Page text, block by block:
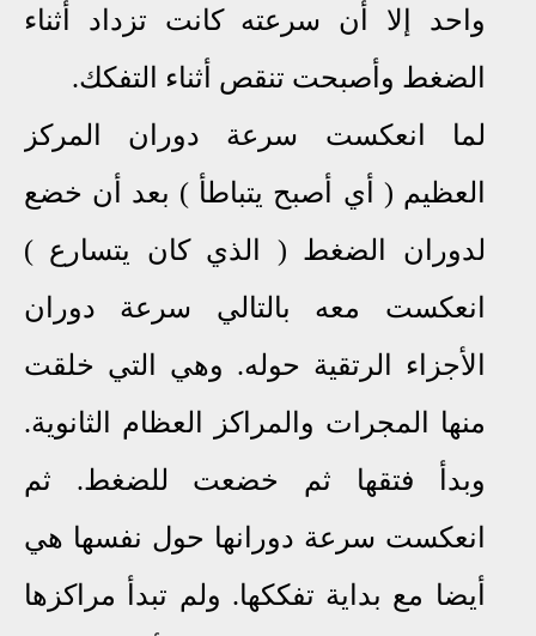
واحد إلا أن سرعته كانت تزداد أثناء
الضغط وأصبحت تنقص أثناء التفكك.
لما انعكست سرعة دوران المركز
العظيم ( أي أصبح يتباطأ ) بعد أن خضع
لدوران الضغط ( الذي كان يتسارع )
انعكست معه بالتالي سرعة دوران
الأجزاء الرتقية حوله. وهي التي خلقت
منها المجرات والمراكز العظام الثانوية.
وبدأ فتقها ثم خضعت للضغط. ثم
انعكست سرعة دورانها حول نفسها هي
أيضا مع بداية تفككها. ولم تبدأ مراكزها